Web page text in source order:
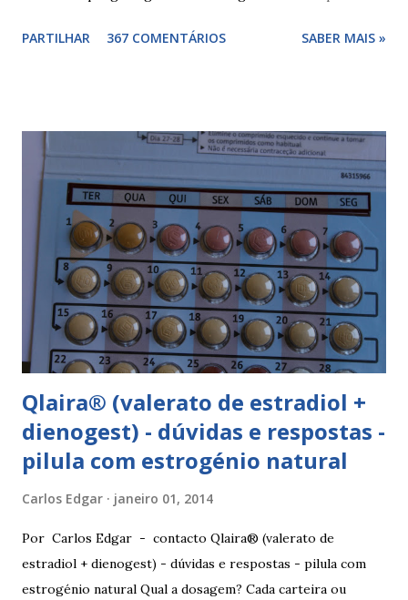
componentes. Composição da yasminelle®: lactose mono-
A pilula yasminelle® deve ser tomada todos os dias, no
mesmo horário, durante 21 dias, após os quais deve fazer 7
dias de pausa (semana de descanso ou pausa), durante estes
7 dias descerá o período menstrual, normalmente no 3° ou
4° dia da pausa. As caixas seguintes deverão ser tomadas
seguindo o esquema 1+7+21+7+21.... . Como iniciar a
yasminelle® Para iniciar a pilula yasminelle® a mulher deve
esperar pelo primeiro dia da menstruação e iniciar a pilula
correspondente ao dia...
PARTILHAR 367 COMENTÁRIOS SABER MAIS »
Qlaira® (valerato de estradiol +
dienogest) - dúvidas e respostas -
pilula com estrogénio natural
Carlos Edgar janeiro 01, 2014
Por Carlos Edgar - contacto Qlaira® (valerato de
estradiol + dienogest) - dúvidas e respostas - pilula com
estrogénio natural Qual a dosagem? Cada carteira ou